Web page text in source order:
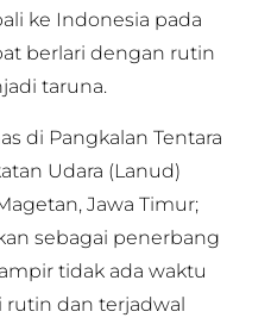
ke Indonesia pada
berlari dengan rutin
taruna.
di Pangkalan Tentara
Udara (Lanud)
Jawa Timur;
sebagai penerbang
tidak ada waktu
rutin dan terjadwal